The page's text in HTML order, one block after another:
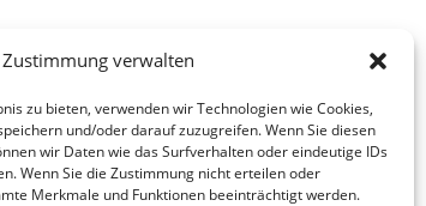
Zustimmung verwalten
zu bieten, verwenden wir Technologien wie Cookies,
und/oder darauf zuzugreifen. Wenn Sie diesen
wir Daten wie das Surfverhalten oder eindeutige IDs
Wenn Sie die Zustimmung nicht erteilen oder
Merkmale und Funktionen beeinträchtigt werden.